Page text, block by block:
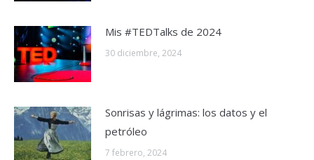
Mis #TEDTalks de 2024
30 diciembre, 2024
Sonrisas y lágrimas: los datos y el
petróleo
7 febrero, 2024